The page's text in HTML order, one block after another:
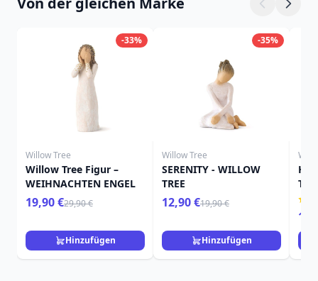
-33%
Willow Tree
Willow Tree Figur –
WEIHNACHTEN ENGEL
19,90 €29,90 €
Hinzufügen
-35%
Willow Tree
SERENITY - WILLOW
TREE
12,90 €19,90 €
Hinzufügen